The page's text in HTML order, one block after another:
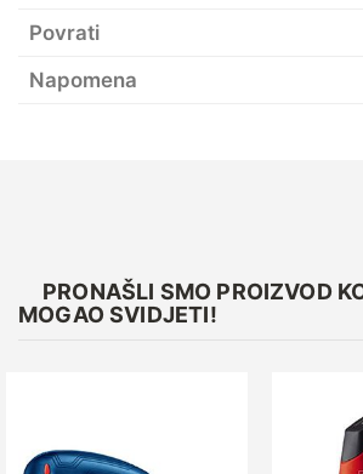
Povrati
Napomena
PRONAŠLI SMO PROIZVOD
MOGAO SVIDJETI!